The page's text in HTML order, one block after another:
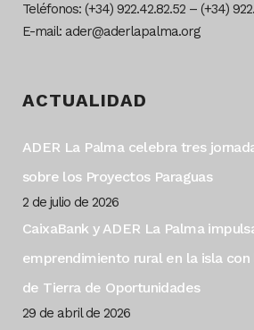
Teléfonos: (+34) 922.42.82.52 – (+34)
E-mail: ader@aderlapalma.org
ACTUALIDAD
ADER La Palma celebra tres
sobre los Proyectos Paraguas
2 de julio de 2026
CaixaBank y ADER La Palma
emprendimiento rural en la isla
de Tierra de Oportunidades
29 de abril de 2026